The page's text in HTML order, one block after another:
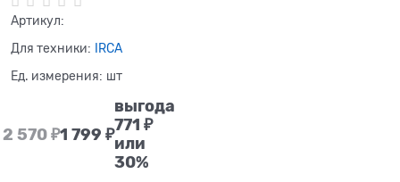
Артикул:
Для техники:
IRCA
Ед. измерения: шт
2 570 ₽1 799 ₽
выгода
771 ₽
или
30%